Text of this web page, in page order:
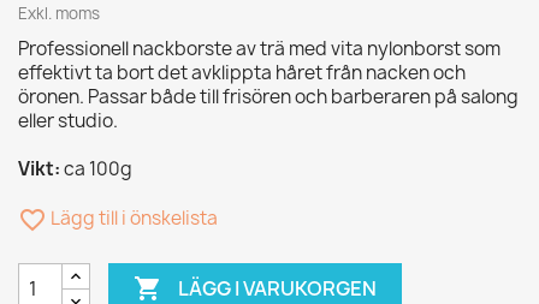
Exkl. moms
Professionell nackborste av trä med vita nylonborst som
effektivt ta bort det avklippta håret från nacken och
öronen. Passar både till frisören och barberaren på salong
eller studio.
Vikt:ca 100g
favorite_border Lägg till i önskelista
 LÄGG I VARUKORGEN